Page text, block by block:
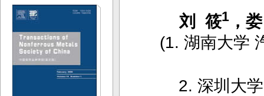
刘 筱1 ，
(1. 湖南大学
2. 深圳大